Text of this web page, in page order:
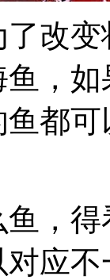
改
，
都
，
应